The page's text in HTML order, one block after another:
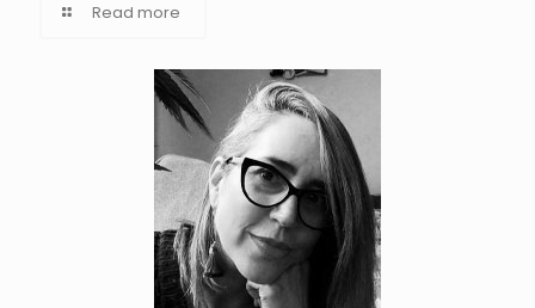
Read more